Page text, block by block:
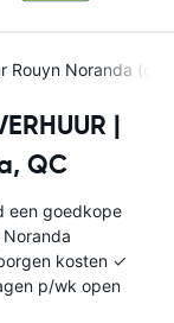
Rouyn Noranda
|
QC
een goedkope
kosten ✓
p/wk open